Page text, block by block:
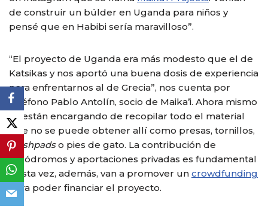
de construir un búlder en Uganda para niños y
pensé que en Habibi sería maravilloso”.
“El proyecto de Uganda era más modesto que el de
Katsikas y nos aportó una buena dosis de experiencia
para enfrentarnos al de Grecia”, nos cuenta por
teléfono Pablo Antolín, socio de Maika’i. Ahora mismo
se están encargando de recopilar todo el material
que no se puede obtener allí como presas, tornillos,
crashpadso pies de gato. La contribución de
rocódromos y aportaciones privadas es fundamental
y esta vez, además, van a promover un crowdfunding
para poder financiar el proyecto.